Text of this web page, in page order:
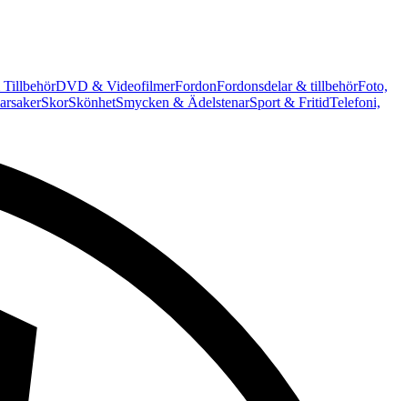
TillbehörDVD & VideofilmerFordonFordonsdelar & tillbehörFoto,
SkorSkönhetSmycken & ÄdelstenarSport & FritidTelefoni,